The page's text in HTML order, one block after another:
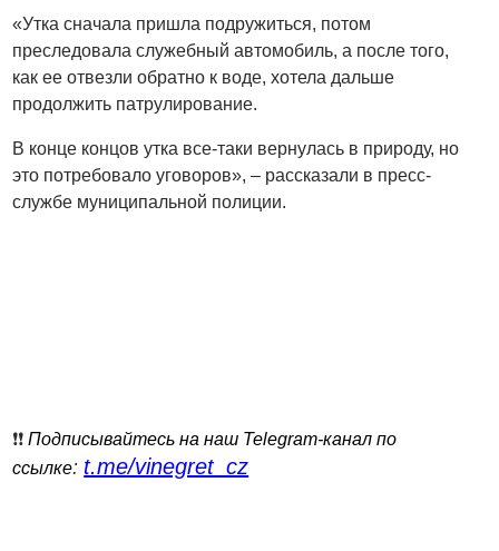
«Утка сначала пришла подружиться, потом
преследовала служебный автомобиль, а после того,
как ее отвезли обратно к воде, хотела дальше
продолжить патрулирование.
В конце концов утка все-таки вернулась в природу, но
это потребовало уговоров», – рассказали в пресс-
службе муниципальной полиции.
❗️❗️Подписывайтесь на наш Telegram-канал по
ссылке: t.me/vinegret_cz